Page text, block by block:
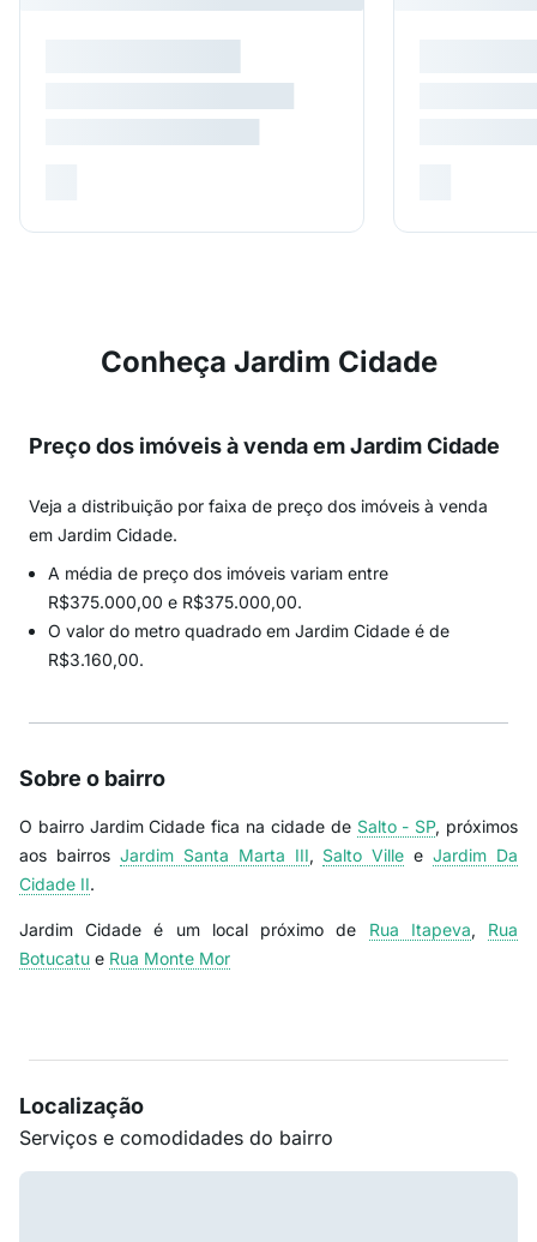
Conheça Jardim Cidade
Preço dos imóveis à venda em Jardim Cidade
Veja a distribuição por faixa de preço dos imóveis à venda
em Jardim Cidade.
A média de preço dos imóveis variam entre
R$375.000,00 e R$375.000,00.
O valor do metro quadrado em Jardim Cidade é de
R$3.160,00.
Sobre o bairro
O bairro Jardim Cidade fica na cidade de Salto - SP, próximos
aos bairros Jardim Santa Marta III, Salto Ville eJardim Da
Cidade II.
Jardim Cidade é um local próximo de Rua Itapeva, Rua
Botucatu e Rua Monte Mor
Localização
Serviços e comodidades do bairro